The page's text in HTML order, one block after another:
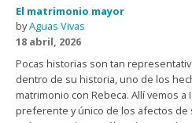
El matrimonio mayor
byAguas Vivas
18 abril, 2026
Pocas historias son tan
dentro de su historia, uno de los
matrimonio con Rebeca. Allí vemos a
preferente y único de los afectos de